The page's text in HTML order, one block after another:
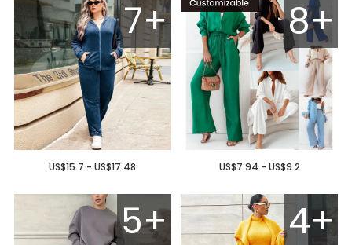
7+
US$15.7 - US$17.48
8+
US$7.94 - US$9.2
5+ 4+